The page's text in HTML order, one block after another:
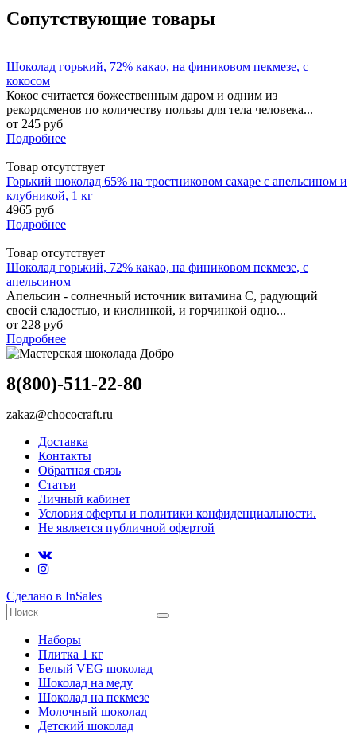
Сопутствующие товары
Шоколад горький, 72% какао, на финиковом пекмезе, с
кокосом
Кокос считается божественным даром и одним из
рекордсменов по количеству пользы для тела человека...
от 245 руб
Подробнее
Товар отсутствует
Горький шоколад 65% на тростниковом сахаре с апельсином и
клубникой, 1 кг
4965 руб
Подробнее
Товар отсутствует
Шоколад горький, 72% какао, на финиковом пекмезе, с
апельсином
Апельсин - солнечный источник витамина С, радующий
своей сладостью, и кислинкой, и горчинкой одно...
от 228 руб
Подробнее
8(800)-511-22-80
zakaz@chococraft.ru
Доставка
Контакты
Обратная связь
Статьи
Личный кабинет
Условия оферты и политики конфиденциальности.
Не является публичной офертой
Сделано в InSales
Наборы
Плитка 1 кг
Белый VEG шоколад
Шоколад на меду
Шоколад на пекмезе
Молочный шоколад
Детский шоколад